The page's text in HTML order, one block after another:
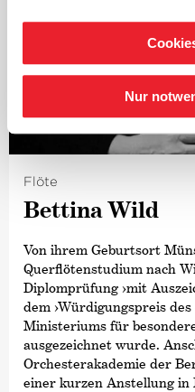
Nur
Flöte
Bettina Wild
Von ihrem Geburtsort
Querflötenstudium nach
Diplomprüfung ›mit
dem ›Würdigungspreis
Ministeriums für
ausgezeichnet wurde.
Orchesterakademie der
einer kurzen Anstellung in